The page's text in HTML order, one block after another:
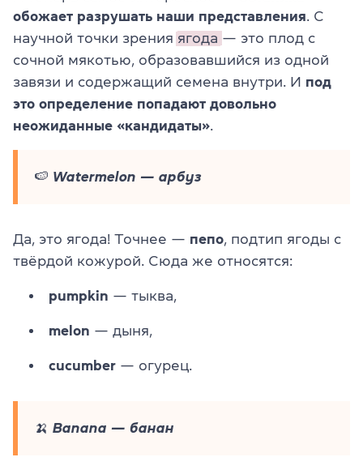
обожает разрушать наши представления. С
научной точки зрения ягода — это плод с
сочной мякотью, образовавшийся из одной
завязи и содержащий семена внутри. И под
это определение попадают довольно
неожиданные «кандидаты».
🍉 Watermelon — арбуз
Да, это ягода! Точнее — пепо, подтип ягоды с
твёрдой кожурой. Сюда же относятся:
pumpkin — тыква,
melon — дыня,
cucumber — огурец.
🍌 Banana — банан